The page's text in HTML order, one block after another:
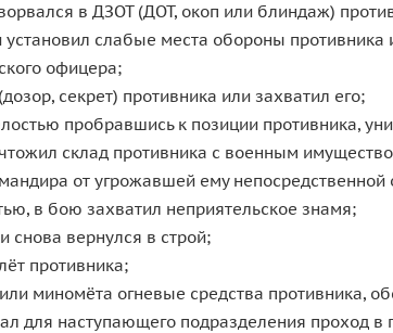
в ДЗОТ (ДОТ, окоп или блиндаж)
установил слабые места обороны
офицера;
секрет) противника или захватил его;
пробравшись к позиции противника,
склад противника с военным
от угрожавшей ему непосредственной
в бою захватил неприятельское знамя;
снова вернулся в строй;
противника;
миномёта огневые средства противника,
для наступающего подразделения проход